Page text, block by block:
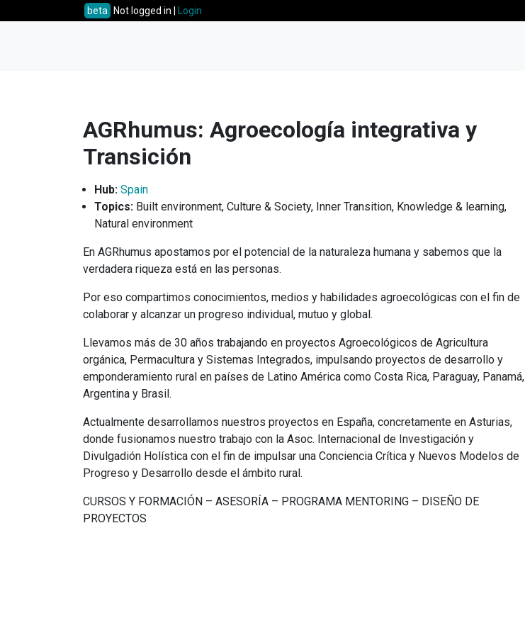
beta Not logged in | Login
AGRhumus: Agroecología integrativa y
Transición
Hub: Spain
Topics: Built environment, Culture & Society, Inner Transition, Knowledge & learning,
Natural environment
En AGRhumus apostamos por el potencial de la naturaleza humana y sabemos que la
verdadera riqueza está en las personas.
Por eso compartimos conocimientos, medios y habilidades agroecológicas con el fin de
colaborar y alcanzar un progreso individual, mutuo y global.
Llevamos más de 30 años trabajando en proyectos Agroecológicos de Agricultura
orgánica, Permacultura y Sistemas Integrados, impulsando proyectos de desarrollo y
emponderamiento rural en países de Latino América como Costa Rica, Paraguay, Panamá,
Argentina y Brasil.
Actualmente desarrollamos nuestros proyectos en España, concretamente en Asturias,
donde fusionamos nuestro trabajo con la Asoc. Internacional de Investigación y
Divulgadión Holística con el fin de impulsar una Conciencia Crítica y Nuevos Modelos de
Progreso y Desarrollo desde el ámbito rural.
CURSOS Y FORMACIÓN – ASESORÍA – PROGRAMA MENTORING – DISEÑO DE
PROYECTOS